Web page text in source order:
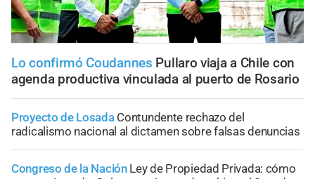
Lo confirmó Coudannes Pullaro viaja a Chile con
agenda productiva vinculada al puerto de Rosario
Proyecto de Losada Contundente rechazo del
radicalismo nacional al dictamen sobre falsas denuncias
Congreso de la Nación Ley de Propiedad Privada: cómo